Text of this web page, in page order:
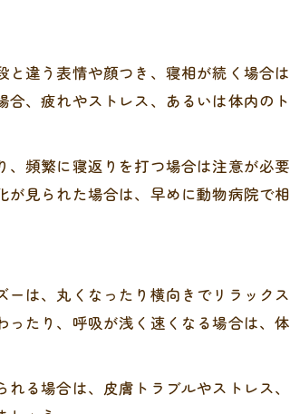
違う表情や顔つき、寝相が続く場合
、疲れやストレス、あるいは体内の
頻繁に寝返りを打つ場合は注意が必
見られた場合は、早めに動物病院で相
は、丸くなったり横向きでリラック
たり、呼吸が浅く速くなる場合は、
る場合は、皮膚トラブルやストレス